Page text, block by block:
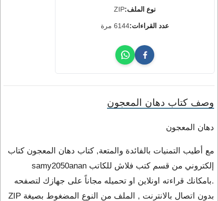
نوع الملف:ZIP
عدد القراءات:6144 مرة
وصف كتاب دهان المعجون
دهان المعجون
مع أطيب التمنيات بالفائدة والمتعة, كتاب دهان المعجون كتاب
إلكتروني من قسم كتب فلاش للكاتب samy2050anan
.بامكانك قراءته اونلاين او تحميله مجاناً على جهازك لتصفحه
بدون اتصال بالانترنت , الملف من النوع المضغوط بصيغة ZIP